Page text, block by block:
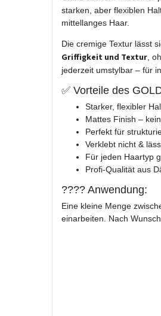
starken, aber flexiblen
mittellanges Haar.
Die cremige Textur lässt
Griffigkeit und Textur ,
jederzeit umstylbar – für
✅ Vorteile des
Starker, flexibler
Mattes Finish –
Perfekt für
Verklebt nicht &
Für jeden Haartyp
Profi-Qualität aus
???? Anwendung:
Eine kleine Menge
einarbeiten. Nach